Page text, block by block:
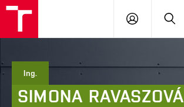
LOG
Ing.
SIMONA RAVASZOVÁ